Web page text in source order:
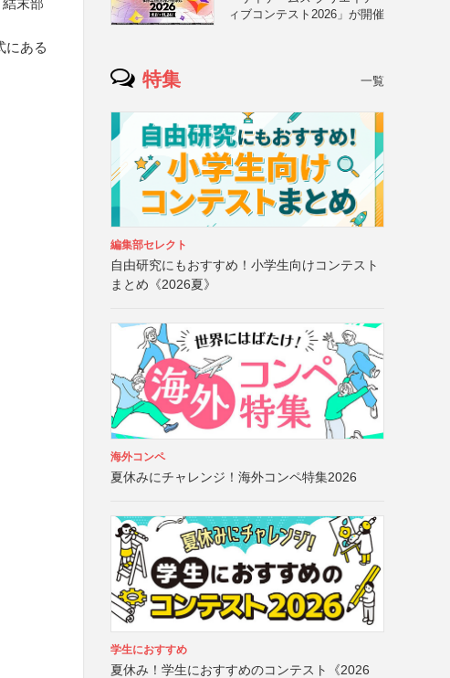
末部
にある
ィブコンテスト2026」が開催
特集 一覧
編集部セレクト
自由研究にもおすすめ！小学生向けコンテスト
まとめ《2026夏》
海外コンペ
夏休みにチャレンジ！海外コンペ特集2026
学生におすすめ
夏休み！学生におすすめのコンテスト《2026